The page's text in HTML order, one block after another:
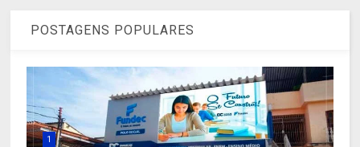
POSTAGENS POPULARES
1